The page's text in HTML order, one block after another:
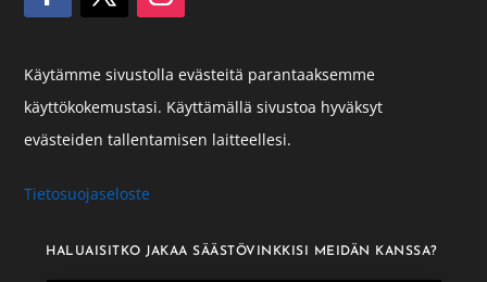
Käytämme sivustolla evästeitä parantaaksemme
käyttökokemustasi. Käyttämällä sivustoa hyväksyt
evästeiden tallentamisen laitteellesi.
Tietosuojaseloste
HALUAISITKO JAKAA SÄÄSTÖVINKKISI MEIDÄN KANSSA?